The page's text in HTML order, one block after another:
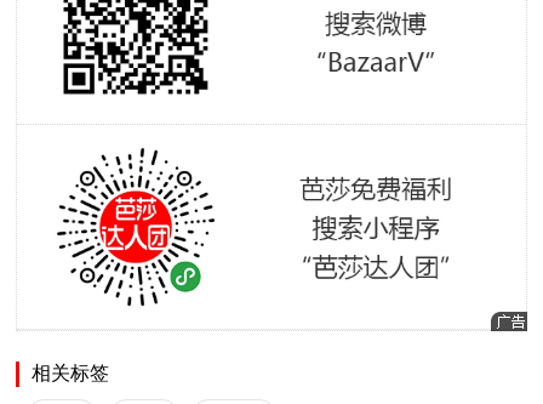
相关标签